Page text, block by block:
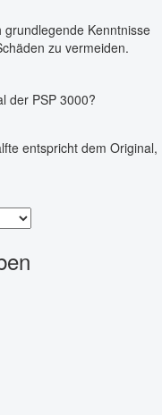
Kenntnisse
zu vermeiden.
der PSP 3000?
entspricht dem Original,